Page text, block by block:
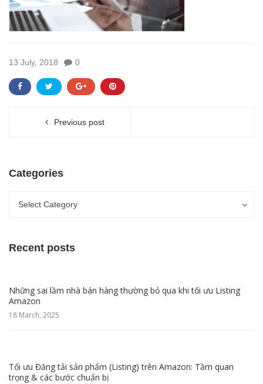
13 July, 2018 0
Previous post
Categories
Select Category
Recent posts
Những sai lầm nhà bán hàng thường bỏ qua khi tối ưu Listing
Amazon
18 March, 2025
Tối ưu Đăng tải sản phẩm (Listing) trên Amazon: Tầm quan
trọng & các bước chuẩn bị